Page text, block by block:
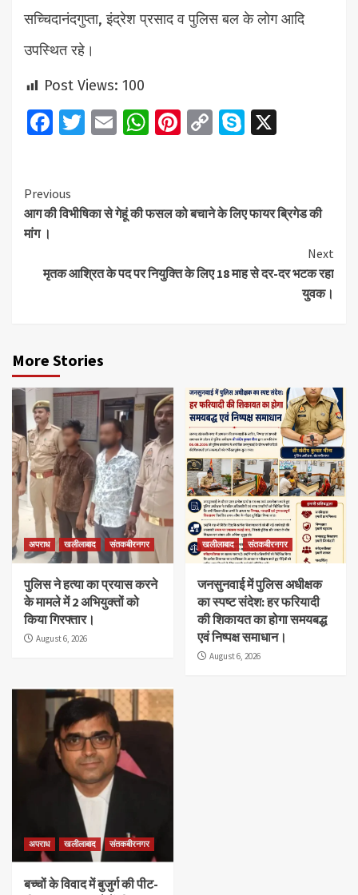
सच्चिदानंदगुप्ता, इंद्रेश प्रसाद व पुलिस बल के लोग आदि
उपस्थित रहे।
Post Views: 100
Facebook
Twitter
EmailWhatsApp
Pinterest
CopySkype
Continue
Reading
Previous
आग की विभीषिका से गेहूं की फसल को बचाने के लिए फायर ब्रिगेड की
मांग ।
Next
मृतक आश्रित के पद पर नियुक्ति के लिए 18 माह से दर-दर भटक रहा
युवक।
More Stories
अपराध खलीलाबाद संतकबीरनगर
पुलिस ने हत्या का प्रयास करने
के मामले में 2 अभियुक्तों को
किया गिरफ्तार।
August 6, 2026
खलीलाबाद संतकबीरनगर
जनसुनवाई में पुलिस अधीक्षक
का स्पष्ट संदेश: हर फरियादी
की शिकायत का होगा समयबद्ध
एवं निष्पक्ष समाधान।
August 6, 2026
अपराध खलीलाबाद संतकबीरनगर
बच्चों के विवाद में बुजुर्ग की पीट-